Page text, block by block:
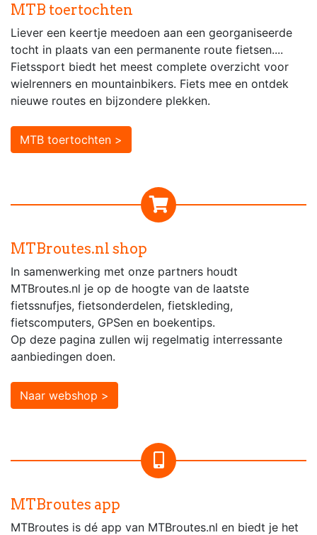
MTB toertochten
Liever een keertje meedoen aan een georganiseerde
tocht in plaats van een permanente route fietsen....
Fietssport biedt het meest complete overzicht voor
wielrenners en mountainbikers. Fiets mee en ontdek
nieuwe routes en bijzondere plekken.
MTB toertochten >
MTBroutes.nl shop
In samenwerking met onze partners houdt
MTBroutes.nl je op de hoogte van de laatste
fietssnufjes, fietsonderdelen, fietskleding,
fietscomputers, GPSen en boekentips.
Op deze pagina zullen wij regelmatig interressante
aanbiedingen doen.
Naar webshop >
MTBroutes app
MTBroutes is dé app van MTBroutes.nl en biedt je het